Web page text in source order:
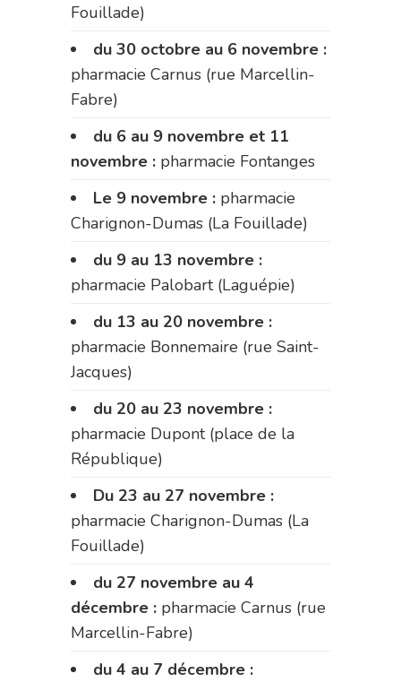
Fouillade)
du 30 octobre au 6 novembre :
pharmacie Carnus (rue Marcellin-
Fabre)
du 6 au 9 novembre et 11
novembre : pharmacie Fontanges
Le 9 novembre : pharmacie
Charignon-Dumas (La Fouillade)
du 9 au 13 novembre :
pharmacie Palobart (Laguépie)
du 13 au 20 novembre :
pharmacie Bonnemaire (rue Saint-
Jacques)
du 20 au 23 novembre :
pharmacie Dupont (place de la
République)
Du 23 au 27 novembre :
pharmacie Charignon-Dumas (La
Fouillade)
du 27 novembre au 4
décembre : pharmacie Carnus (rue
Marcellin-Fabre)
du 4 au 7 décembre :